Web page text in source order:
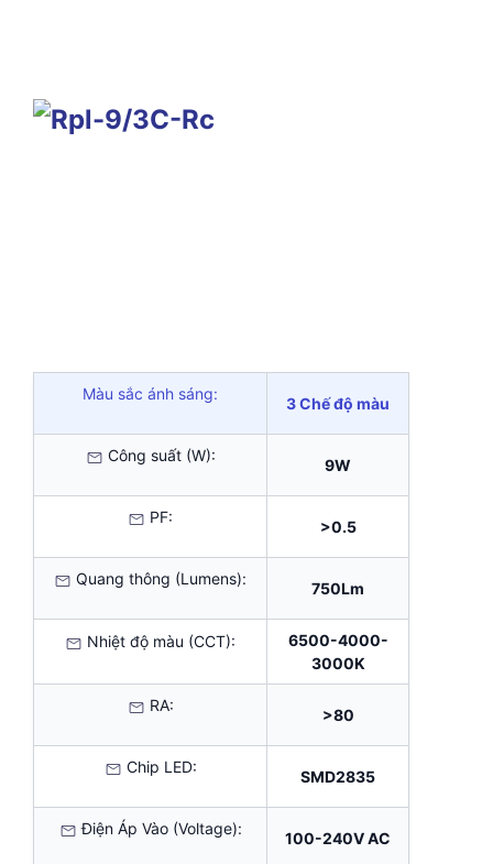
Màu sắc ánh sáng:
3 Chế độ màu
Công suất (W):
9W
PF:
>0.5
Quang thông (Lumens):
750Lm
Nhiệt độ màu (CCT):
6500-4000-
3000K
RA:
>80
Chip LED:
SMD2835
Điện Áp Vào (Voltage):
100-240V AC